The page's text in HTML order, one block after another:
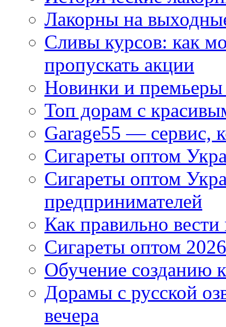
Лакорны на
Сливы курсов: как
пропускать акции
Новинки и
Топ дорам с
Garage55 — сервис,
Сигареты оптом
Сигареты оптом
предпринимателей
Как правильно
Сигареты оптом
Обучение созданию
Дорамы с русской
вечера